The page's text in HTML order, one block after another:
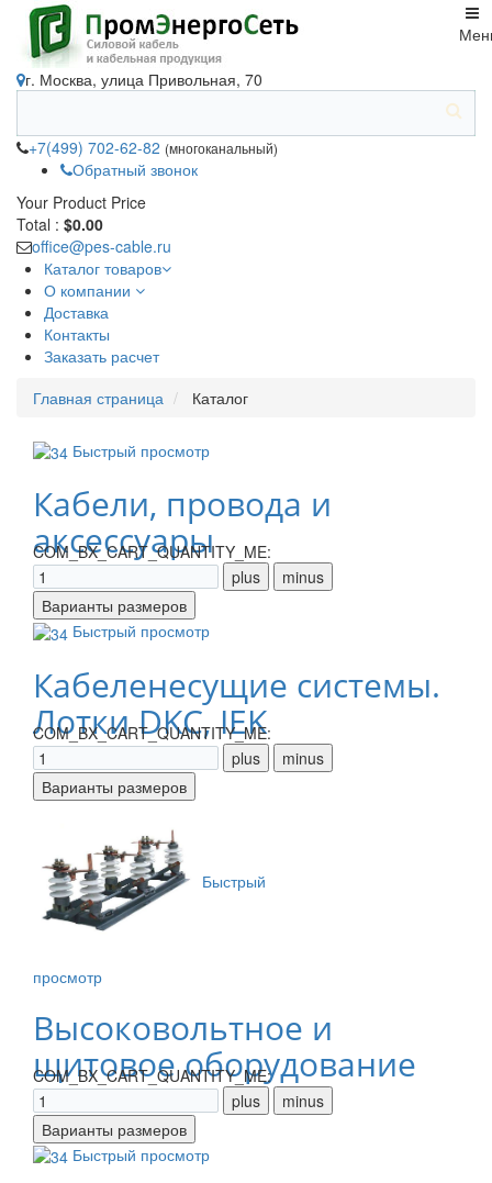
г. Москва, улица Привольная, 70
+7(499) 702-62-82 (многоканальный)
Обратный звонок
Your Product Price
Total : $0.00
office@pes-cable.ru
Каталог товаров
О компании
Доставка
Контакты
Заказать расчет
Главная страница Каталог
Быстрый просмотр
Кабели, провода и
аксессуары
COM_BX_CART_QUANTITY_ME:
Быстрый просмотр
Кабеленесущие системы.
Лотки DKC, IEK
COM_BX_CART_QUANTITY_ME:
Быстрый
просмотр
Высоковольтное и
щитовое оборудование
COM_BX_CART_QUANTITY_ME:
Быстрый просмотр